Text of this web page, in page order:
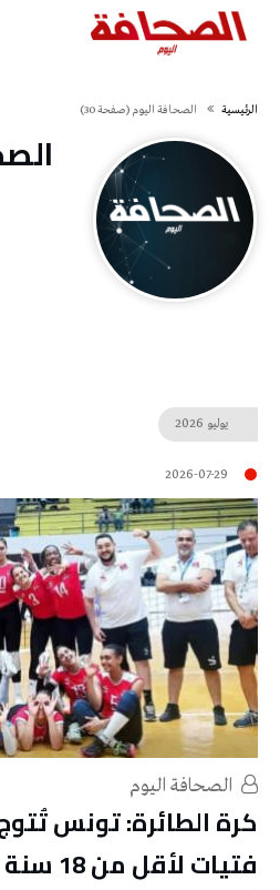
‫الرئيسية‬ (‫صفحة‬ 30)
يوليو 2026
2026-07-29
كرة الطائرة: تونس
فتيات لأقل من 18 سنة